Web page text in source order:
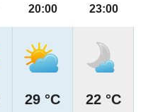
20:00
29 °C
23:00
22 °C